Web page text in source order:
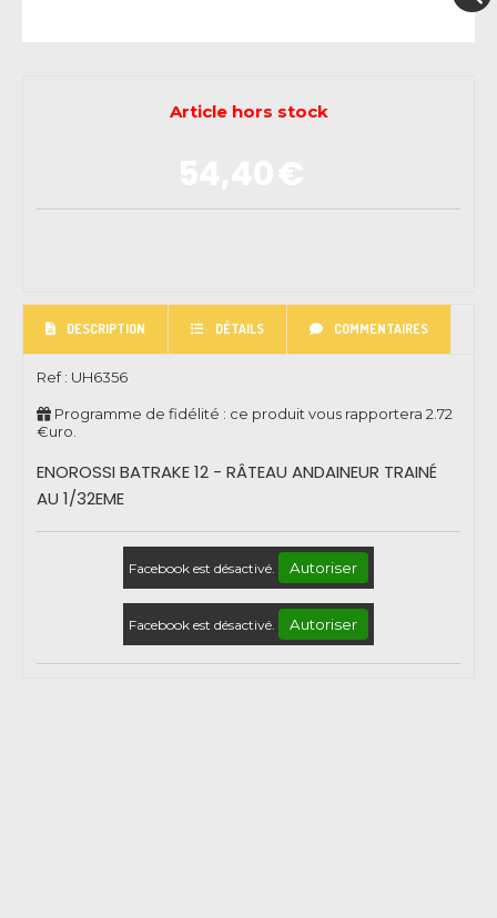
Article hors stock
DESCRIPTION DÉTAILS COMMENTAIRES
Ref : UH6356
Programme de fidélité : ce produit vous rapportera 2.72
€uro.
ENOROSSI BATRAKE 12 - RÂTEAU ANDAINEUR TRAINÉ
AU 1/32EME
Facebook est désactivé. Autoriser
Facebook est désactivé. Autoriser